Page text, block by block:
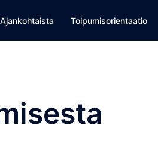
Ajankohtaista Toipumisorientaatio